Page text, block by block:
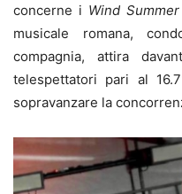
concerne i Wind
musicale romana,
compagnia, attira
telespettatori pari al
sopravanzare la